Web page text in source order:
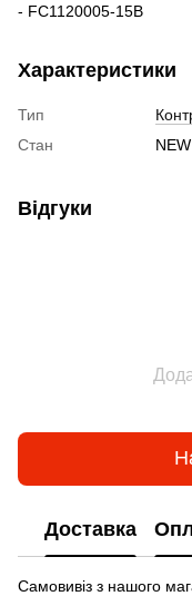
- FC1120005-15B
Характеристики
Тип
Стан
NEW
Відгуки
Доставка
Самовивіз з нашого